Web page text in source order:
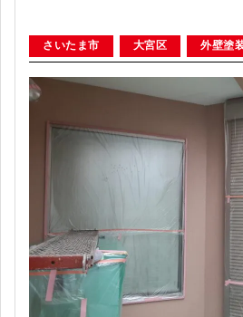
さいたま市 大宮区 外壁塗